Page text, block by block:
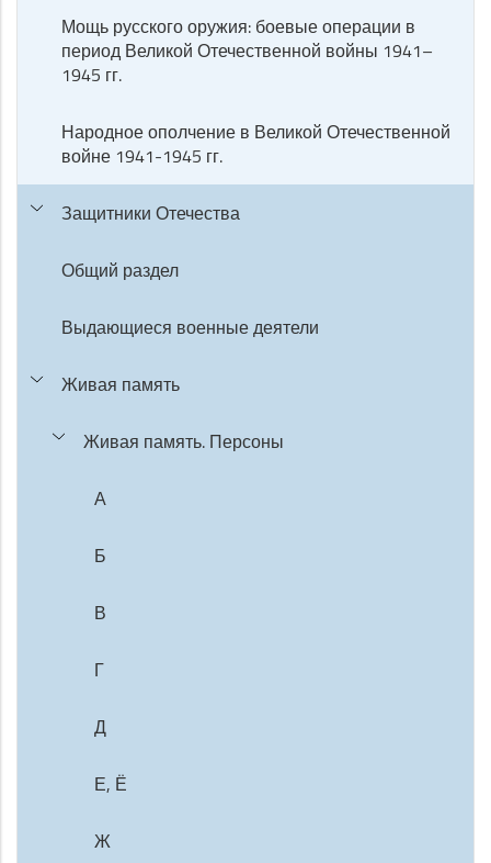
Мощь русского оружия: боевые операции в
период Великой Отечественной войны 1941–
1945 гг.
Народное ополчение в Великой Отечественной
войне 1941-1945 гг.
Защитники Отечества
Общий раздел
Выдающиеся военные деятели
Живая память
Живая память. Персоны
А
Б
В
Г
Д
Е, Ё
Ж